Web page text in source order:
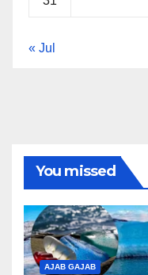
« Jul
You missed
AJAB GAJAB